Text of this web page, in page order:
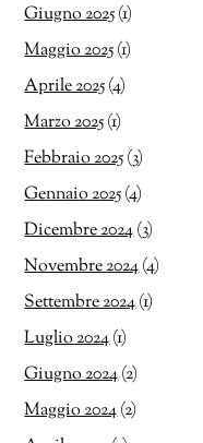
Giugno 2025(1)
Maggio 2025(1)
Aprile 2025(4)
Marzo 2025(1)
Febbraio 2025(3)
Gennaio 2025(4)
Dicembre 2024(3)
Novembre 2024(4)
Settembre 2024(1)
Luglio 2024(1)
Giugno 2024(2)
Maggio 2024(2)